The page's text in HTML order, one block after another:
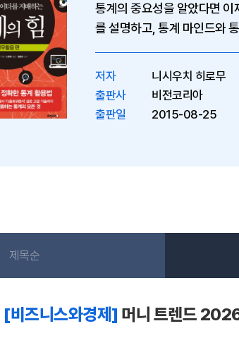
통계의 중요성을 알았다면 이제 활용하라! 『빅데이터를 지배하는 통계의 힘: 실무
를 설명하고, 통계 마인드와
저자
니시우치 히로무
출판사
비전코리아
출판일
2015-08-25
제목순
[비즈니스와경제] 머니 트렌드